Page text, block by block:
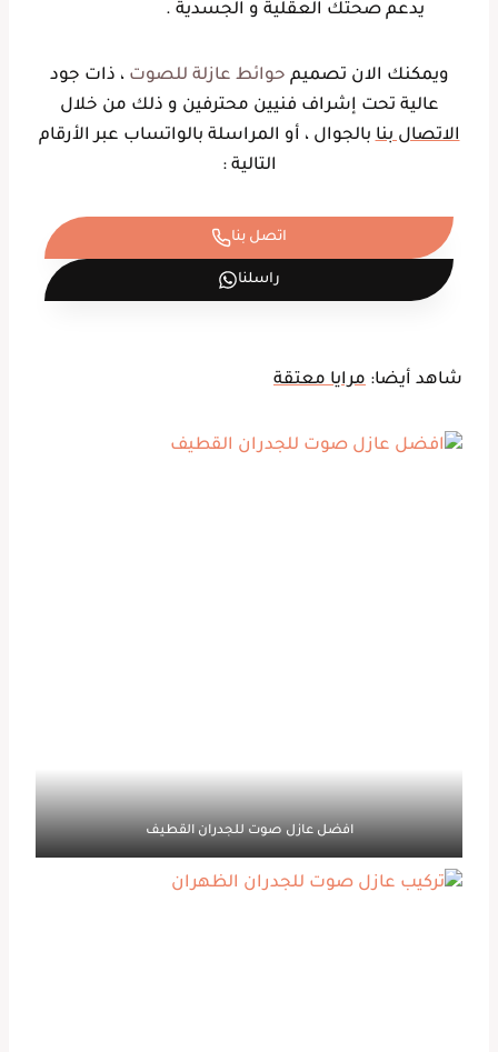
يدعم صحتك العقلية و الجسدية .
ويمكنك الان تصميم حوائط عازلة للصوت ، ذات جود
عالية تحت إشراف فنيين محترفين و ذلك من خلال
الاتصال بنابالجوال ، أو المراسلة بالواتساب عبر الأرقام
التالية :
اتصل بنا
راسلنا
شاهد أيضا: مرايا معتقة
افضل عازل صوت للجدران القطيف